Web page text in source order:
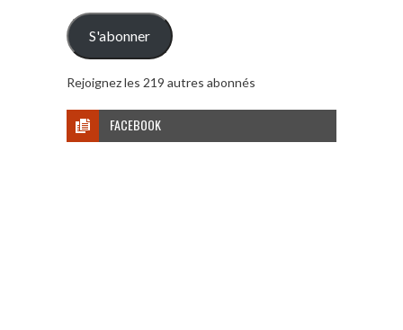
mail
S'abonner
Rejoignez les 219 autres abonnés
FACEBOOK